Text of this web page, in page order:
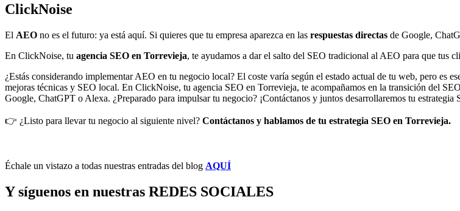
ClickNoise
El AEO no es el futuro: ya está aquí. Si quieres que tu empresa aparezca en las respuestas directas de Google,
En ClickNoise, tu agencia SEO en Torrevieja, te ayudamos a dar el salto del SEO tradicional al AEO para que tus
¿Estás considerando implementar AEO en tu negocio local? El coste varía según el estado actual de tu web, pero es
mejoras técnicas y SEO local. En ClickNoise, tu agencia SEO en Torrevieja, te acompañamos en la transición del
Google, ChatGPT o Alexa. ¿Preparado para impulsar tu negocio? ¡Contáctanos y juntos desarrollaremos tu estrategia
👉 ¿Listo para llevar tu negocio al siguiente nivel? Contáctanos y hablamos de tu estrategia SEO en Torrevieja.
Échale un vistazo a todas nuestras entradas del blog AQUÍ
Y síguenos en nuestras REDES SOCIALES